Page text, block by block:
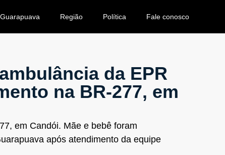
Guarapuava Região Política Fale conosco
da EPR
na BR-277, em
em Candói. Mãe e bebê foram
após atendimento da equipe